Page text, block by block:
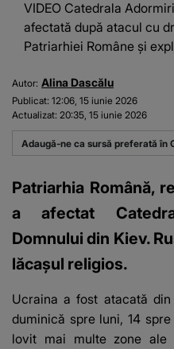
VIDEO Catedrala
afectată după atacul cu
Patriarhiei Române și
Autor: Alina Dascălu
Publicat: 12:06, 15 iunie 2026
Actualizat: 20:35, 15 iunie 2026
Adaugă-ne ca sursă preferată în
Patriarhia Română,
a afectat
Domnului din Kiev.
lăcașul religios.
Ucraina a fost atacată
duminică spre luni, 14
lovit mai multe zone